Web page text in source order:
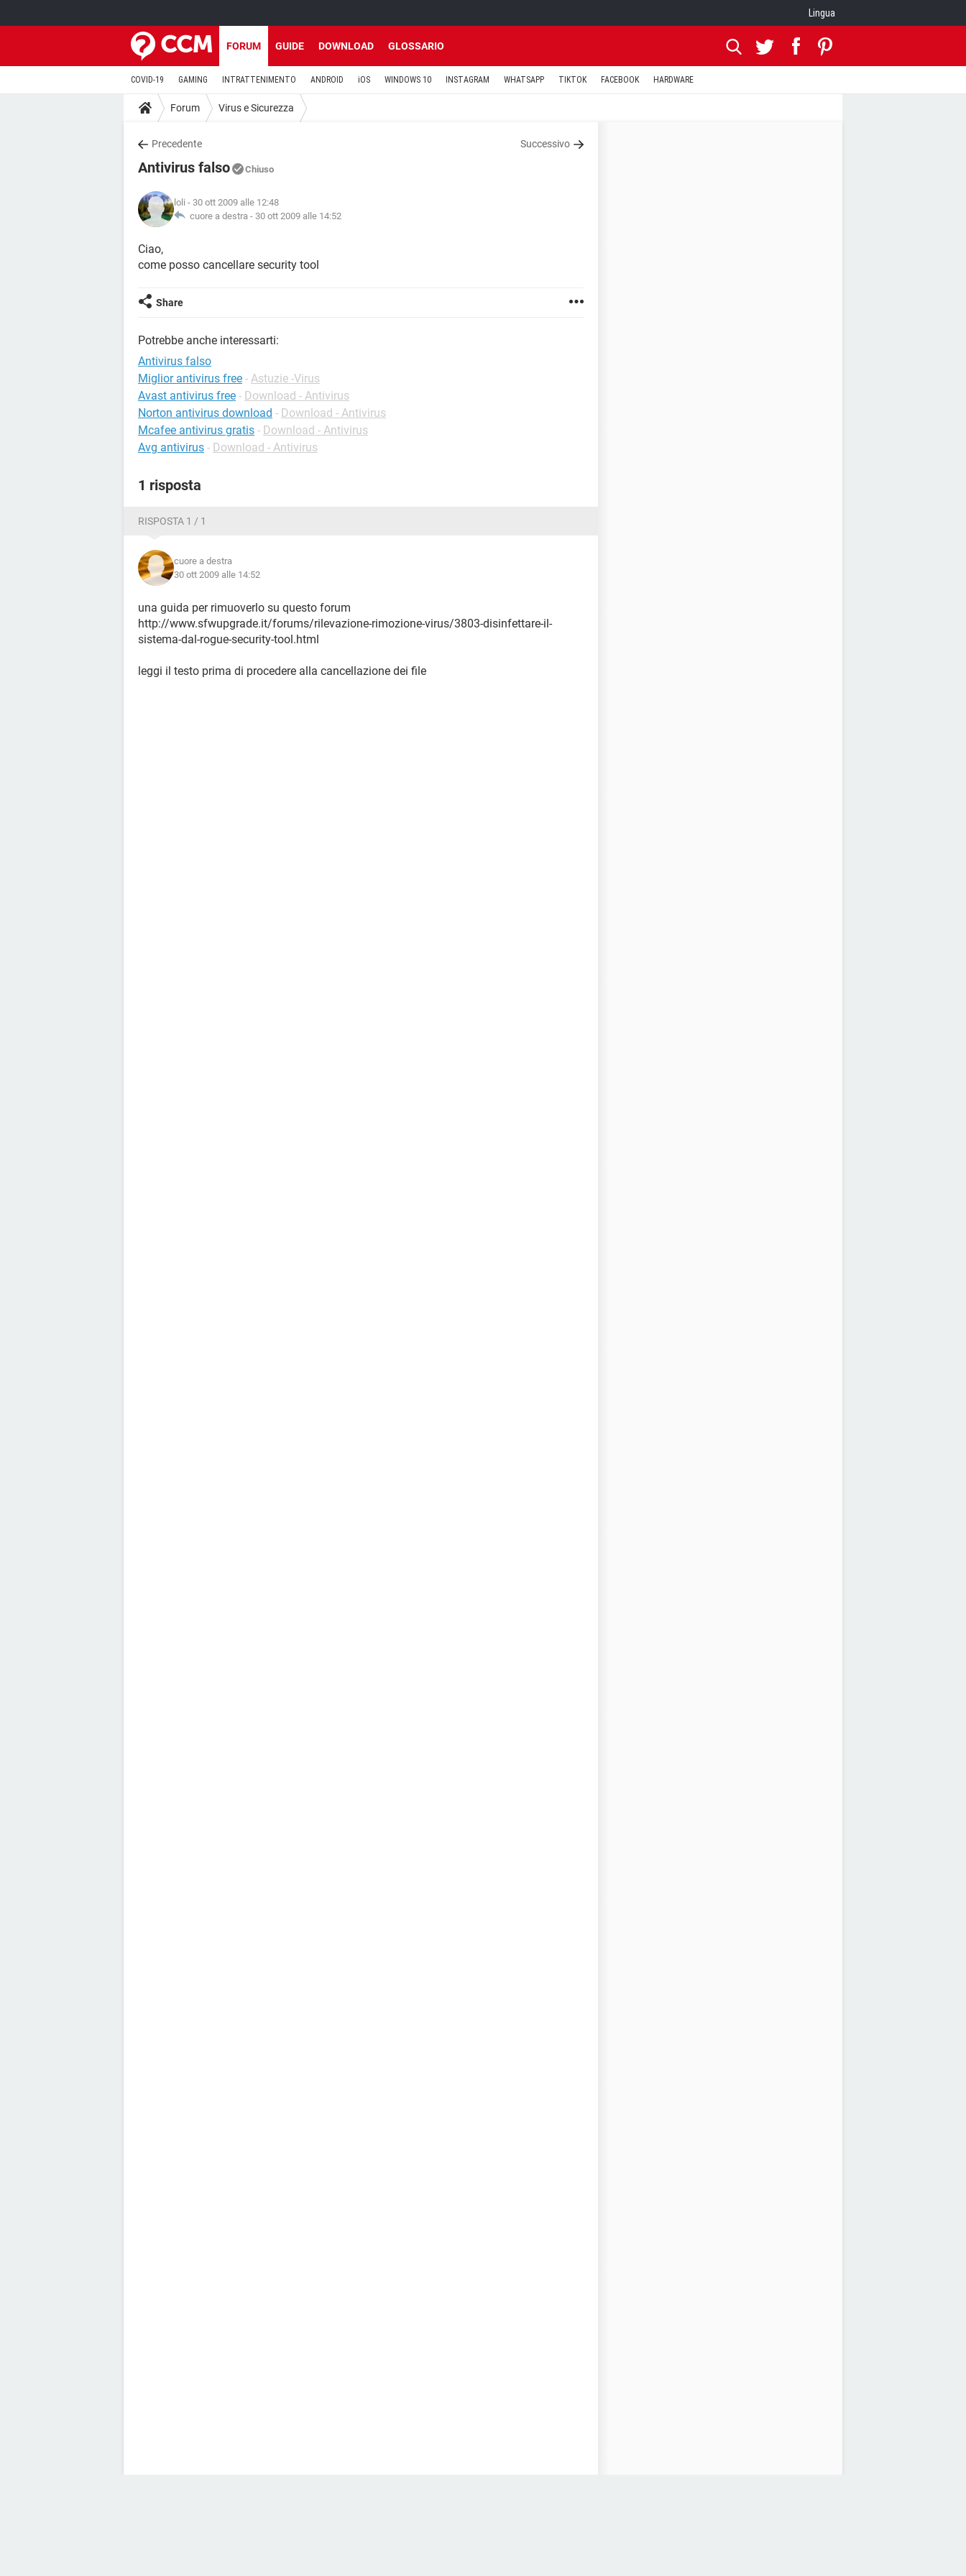
Lingua
FORUM GUIDE DOWNLOAD GLOSSARIO
COVID-19 GAMING INTRATTENIMENTO ANDROID iOS WINDOWS 10 INSTAGRAM WHATSAPP TIKTOK FACEBOOK HARDWARE
Forum Virus e Sicurezza
Precedente Successivo
Antivirus falso Chiuso
loli - 30 ott 2009 alle 12:48
cuore a destra - 30 ott 2009 alle 14:52
Ciao,
come posso cancellare security tool
Share
Potrebbe anche interessarti:
Antivirus falso
Miglior antivirus free - Astuzie -Virus
Avast antivirus free - Download - Antivirus
Norton antivirus download - Download - Antivirus
Mcafee antivirus gratis - Download - Antivirus
Avg antivirus - Download - Antivirus
1 risposta
RISPOSTA 1 / 1
cuore a destra
30 ott 2009 alle 14:52
una guida per rimuoverlo su questo forum
http://www.sfwupgrade.it/forums/rilevazione-rimozione-virus/3803-disinfettare-il-
sistema-dal-rogue-security-tool.html
leggi il testo prima di procedere alla cancellazione dei file